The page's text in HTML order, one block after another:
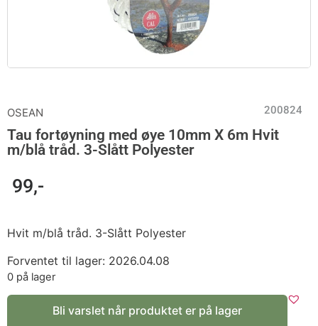
OSEAN 200824
Tau fortøyning med øye 10mm X 6m Hvit
m/blå tråd. 3-Slått Polyester
99,-
Hvit m/blå tråd. 3-Slått Polyester
Forventet til lager: 2026.04.08
0 på lager
Bli varslet når produktet er på lager